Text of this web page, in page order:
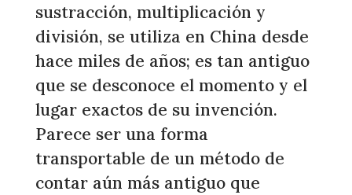
sustracción, multiplicación y
división, se utiliza en China desde
hace miles de años; es tan antiguo
que se desconoce el momento y el
lugar exactos de su invención.
Parece ser una forma
transportable de un método de
contar aún más antiguo que